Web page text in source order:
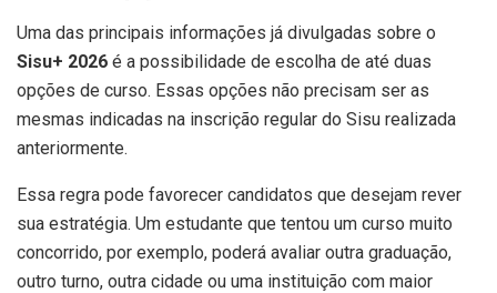
Uma das principais informações já divulgadas sobre o
Sisu+ 2026 é a possibilidade de escolha de até duas
opções de curso. Essas opções não precisam ser as
mesmas indicadas na inscrição regular do Sisu realizada
anteriormente.
Essa regra pode favorecer candidatos que desejam rever
sua estratégia. Um estudante que tentou um curso muito
concorrido, por exemplo, poderá avaliar outra graduação,
outro turno, outra cidade ou uma instituição com maior